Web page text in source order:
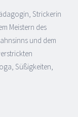
Strickerin
Meistern des
und dem
Süßigkeiten,